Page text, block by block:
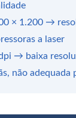
× 1.200 →
a laser
→ baixa
não adequada